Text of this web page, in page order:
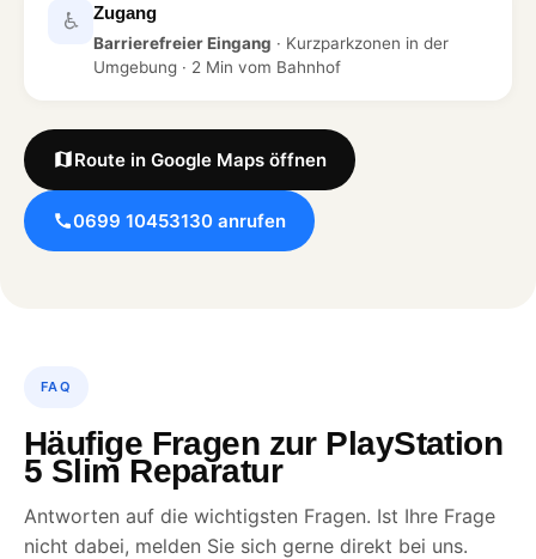
♿ Zugang
Barrierefreier Eingang · Kurzparkzonen in der
Umgebung · 2 Min vom Bahnhof
Route in Google Maps öffnen
0699 10453130 anrufen
FAQ
Häufige Fragen zur PlayStation
5 Slim Reparatur
Antworten auf die wichtigsten Fragen. Ist Ihre Frage
nicht dabei, melden Sie sich gerne direkt bei uns.